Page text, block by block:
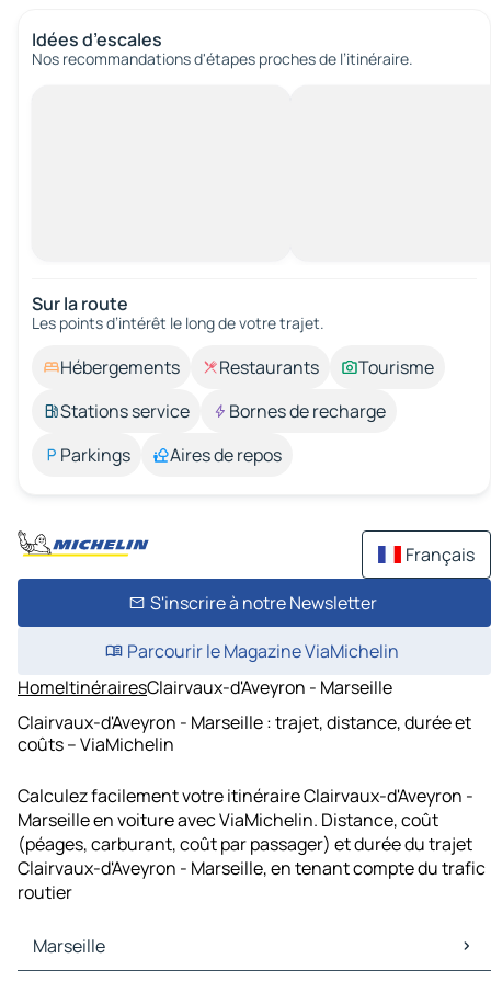
Idées d’escales
Nos recommandations d'étapes proches de l’itinéraire.
Sur la route
Les points d’intérêt le long de votre trajet.
Hébergements Restaurants
Tourisme
Stations service
Bornes de recharge
Parkings
Aires de repos
Français
S'inscrire à notre Newsletter
Parcourir le Magazine ViaMichelin
HomeItinérairesClairvaux-d'Aveyron - Marseille
Clairvaux-d'Aveyron - Marseille : trajet, distance, durée et
coûts – ViaMichelin
Calculez facilement votre itinéraire Clairvaux-d'Aveyron -
Marseille en voiture avec ViaMichelin. Distance, coût
(péages, carburant, coût par passager) et durée du trajet
Clairvaux-d'Aveyron - Marseille, en tenant compte du trafic
routier
Marseille